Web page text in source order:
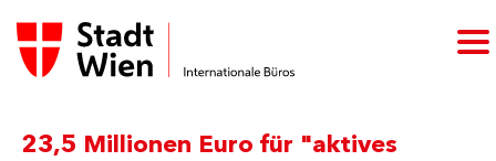
23,5 Millionen Euro für "aktives